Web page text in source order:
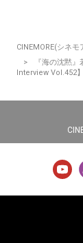
CINEMORE(シネモ
『海の沈黙
Interview Vol.452】